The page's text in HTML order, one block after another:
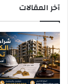
آخر المقالات